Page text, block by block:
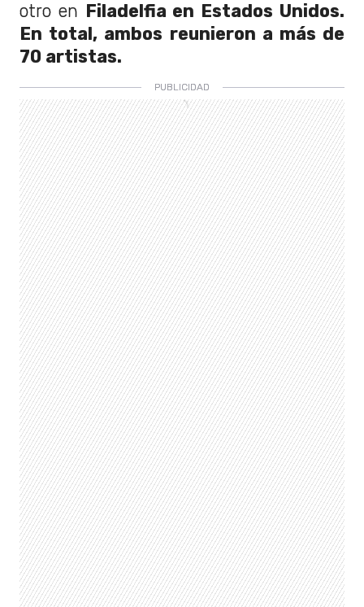
otro en Filadelfia en Estados Unidos.
En total, ambos reunieron a más de
70 artistas.